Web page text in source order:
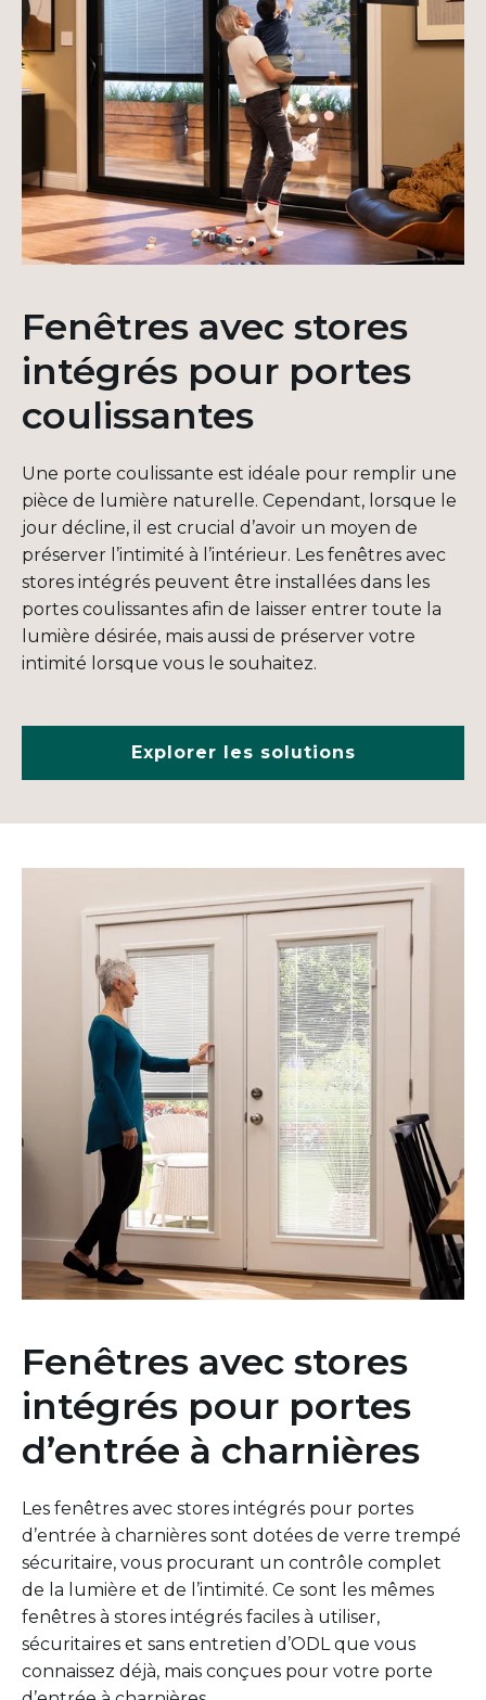
Fenêtres avec stores
intégrés pour portes
coulissantes
Une porte coulissante est idéale pour remplir une
pièce de lumière naturelle. Cependant, lorsque le
jour décline, il est crucial d’avoir un moyen de
préserver l’intimité à l’intérieur. Les fenêtres avec
stores intégrés peuvent être installées dans les
portes coulissantes afin de laisser entrer toute la
lumière désirée, mais aussi de préserver votre
intimité lorsque vous le souhaitez.
Explorer les solutions
Fenêtres avec stores
intégrés pour portes
d’entrée à charnières
Les fenêtres avec stores intégrés pour portes
d’entrée à charnières sont dotées de verre trempé
sécuritaire, vous procurant un contrôle complet
de la lumière et de l’intimité. Ce sont les mêmes
fenêtres à stores intégrés faciles à utiliser,
sécuritaires et sans entretien d’ODL que vous
connaissez déjà, mais conçues pour votre porte